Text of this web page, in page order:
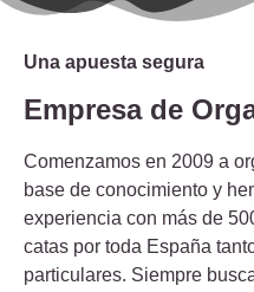
Una apuesta segura
Empresa de
Comenzamos en 2009 a
base de conocimiento y
experiencia con más de
catas por toda España
particulares. Siempre